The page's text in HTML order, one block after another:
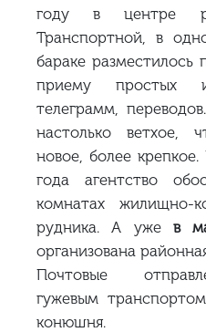
году в центре
Транспортной, в
бараке разместилось
приему простых
телеграмм,
настолько ветхое,
новое, более
года агентство
комнатах жилищно-
рудника. А уже в
организована
Почтовые
гужевым
конюшня.